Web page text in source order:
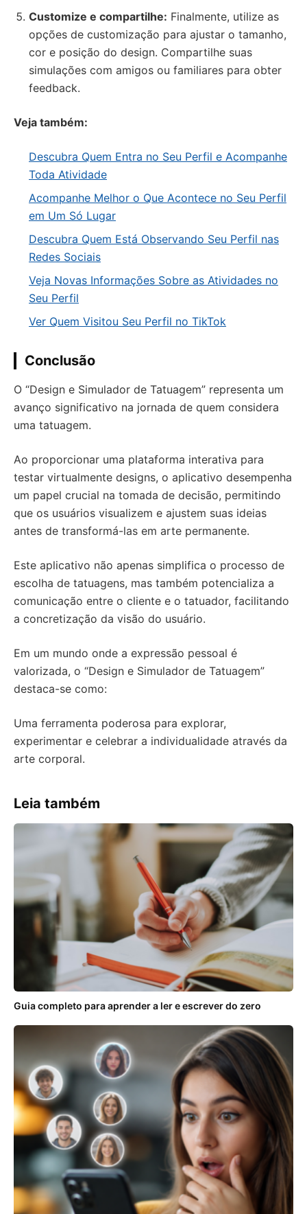
Customize e compartilhe: Finalmente, utilize as
opções de customização para ajustar o tamanho,
cor e posição do design. Compartilhe suas
simulações com amigos ou familiares para obter
feedback.
Veja também:
Descubra Quem Entra no Seu Perfil e Acompanhe
Toda Atividade
Acompanhe Melhor o Que Acontece no Seu Perfil
em Um Só Lugar
Descubra Quem Está Observando Seu Perfil nas
Redes Sociais
Veja Novas Informações Sobre as Atividades no
Seu Perfil
Ver Quem Visitou Seu Perfil no TikTok
Conclusão
O “Design e Simulador de Tatuagem” representa um
avanço significativo na jornada de quem considera
uma tatuagem.
Ao proporcionar uma plataforma interativa para
testar virtualmente designs, o aplicativo desempenha
um papel crucial na tomada de decisão, permitindo
que os usuários visualizem e ajustem suas ideias
antes de transformá-las em arte permanente.
Este aplicativo não apenas simplifica o processo de
escolha de tatuagens, mas também potencializa a
comunicação entre o cliente e o tatuador, facilitando
a concretização da visão do usuário.
Em um mundo onde a expressão pessoal é
valorizada, o “Design e Simulador de Tatuagem”
destaca-se como:
Uma ferramenta poderosa para explorar,
experimentar e celebrar a individualidade através da
arte corporal.
Leia também
Guia completo para aprender a ler e escrever do zero